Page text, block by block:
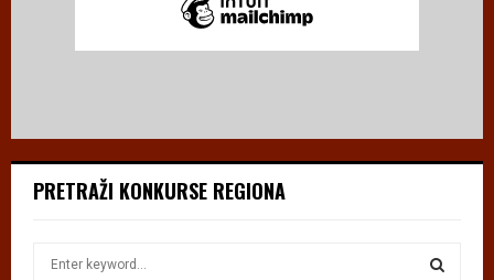
PRETRAŽI KONKURSE REGIONA